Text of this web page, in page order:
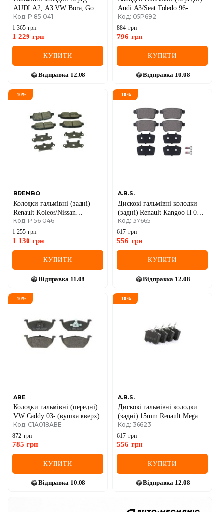
AUDI A2, A3 VW Bora, Golf
IV SEAT SKODA
Код: P 85 041
1 365 грн
1 229 грн
КУПИТИ
Відправка 12.08
Audi A3/Seat Toledo 96-
04/Skoda Octavia 96-07/VW
Golf 97-05/Polo 02-
Код: 05P692
884 грн
796 грн
КУПИТИ
Відправка 10.08
-10%
BREMBO
Колодки гальмівні (задні)
Renault Koleos/Nissan
Juke/Qashqai/X-Trail/Suzuki
08- (Akebono)
Код: P 56 046
1 255 грн
1 130 грн
КУПИТИ
Відправка 11.08
-10%
A.B.S.
Дискові гальмівні колодки
(задні) Renault Kangoo II 08->
+ Mercedes-Benz Citan 12->
Код: 37665
617 грн
556 грн
КУПИТИ
Відправка 12.08
-10%
ABE
Колодки гальмівні (передні)
VW Caddy 03- (вушка вверх)
Код: C1A018ABE
872 грн
785 грн
КУПИТИ
Відправка 10.08
-10%
A.B.S.
Дискові гальмівні колодки
(задні) 15mm Renault Megane
II / Scenic II / Clio III
Код: 36623
617 грн
556 грн
КУПИТИ
Відправка 12.08